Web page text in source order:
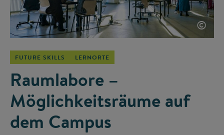
©
FUTURE SKILLS LERNORTE
Raumlabore –
Möglichkeitsräume auf
dem Campus